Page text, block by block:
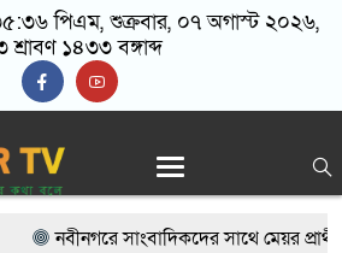
পিএম, শুক্রবার, ০৭ অগাস্ট ২০২৬,
শ্রাবণ ১৪৩৩ বঙ্গাব্দ
নবীনগরে সাংবাদিকদের সাথে মেয়র প্রার্থী